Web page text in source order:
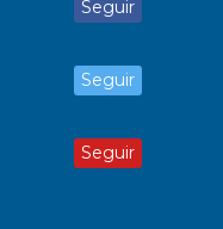
Seguir
Seguir
Seguir